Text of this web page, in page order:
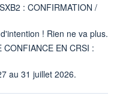
: CONFIRMATION /
! Rien ne va plus.
EN CRSI :
au 31 juillet 2026.